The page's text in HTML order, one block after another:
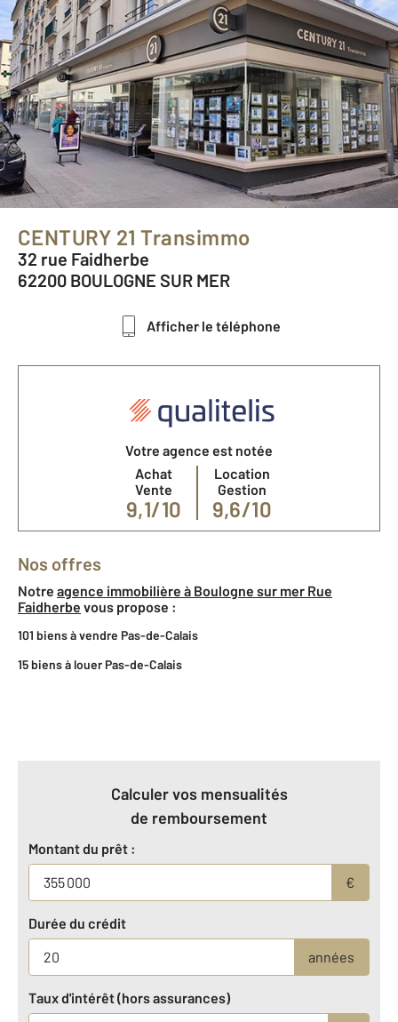
CENTURY 21 Transimmo
32 rue Faidherbe
62200 BOULOGNE SUR MER
Afficher le téléphone
Votre agence est notée
Achat
Vente
9,1/10
Location
Gestion
9,6/10
Nos offres
Notre agence immobilière à Boulogne sur mer Rue
Faidherbe vous propose :
101 biens à vendre Pas-de-Calais
15 biens à louer Pas-de-Calais
Calculer vos mensualités
de remboursement
Montant du prêt :
€
Durée du crédit
années
Taux d'intérêt (hors assurances)